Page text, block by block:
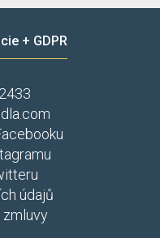
+ GDPR
údajů
zmluvy